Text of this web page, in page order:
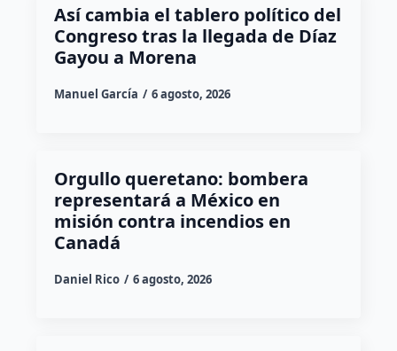
Así cambia el tablero político del
Congreso tras la llegada de Díaz
Gayou a Morena
Manuel García 6 agosto, 2026
Orgullo queretano: bombera
representará a México en
misión contra incendios en
Canadá
Daniel Rico 6 agosto, 2026